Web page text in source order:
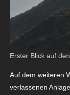
Erster Blick auf
Auf dem weiteren
verlassenen